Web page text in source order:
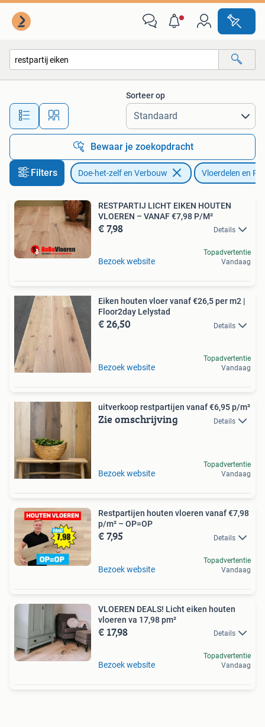
Alle afstanden…
Sorteer op
Bewaar je zoekopdracht
Filters Doe-het-zelf en Verbouw Vloerdelen en
RESTPARTIJ LICHT EIKEN HOUTEN
VLOEREN – VANAF €7,98 P/M²
€ 7,98 Details
Bezoek website
Topadvertentie
Vandaag
Eiken houten vloer vanaf €26,5 per m2 |
Floor2day Lelystad
€ 26,50 Details
Bezoek website
Topadvertentie
Vandaag
uitverkoop restpartijen vanaf €6,95 p/m²
Zie omschrijving Details
Bezoek website
Topadvertentie
Vandaag
Restpartijen houten vloeren vanaf €7,98
p/m² – OP=OP
€ 7,95 Details
Bezoek website
Topadvertentie
Vandaag
VLOEREN DEALS! Licht eiken houten
vloeren va 17,98 pm²
€ 17,98 Details
Bezoek website
Topadvertentie
Vandaag